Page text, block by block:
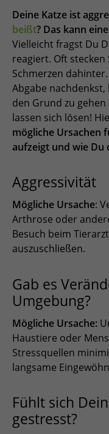
Deine Katze ist
beißt? Das kann
Vielleicht fragst Du
reagiert. Oft
Schmerzen
Abgabe
den Grund zu
lassen sich lösen!
mögliche Ursachen
aufzeigt und wie Du
Aggressivität
Mögliche Ursache:
Arthrose oder
Besuch beim
auszuschließen.
Gab es
Umgebung?
Mögliche Ursache:
Haustiere oder
Stressquellen
langsame
Fühlt sich
gestresst?